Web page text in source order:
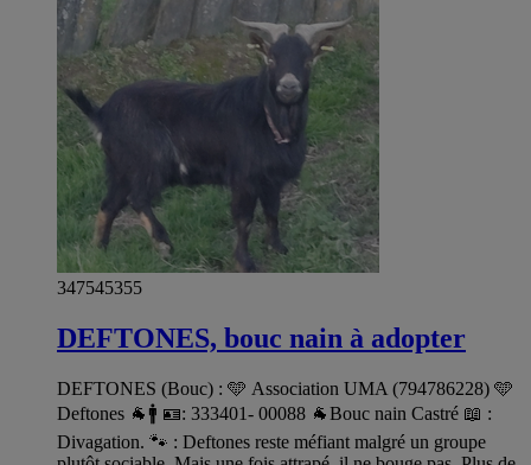
347545355
DEFTONES, bouc nain à adopter
DEFTONES (Bouc) : 🩵 Association UMA (794786228) 🩵
Deftones 🐐🚹 🪪: 333401- 00088 🐐Bouc nain Castré 📖 :
Divagation. 🐾 : Deftones reste méfiant malgré un groupe